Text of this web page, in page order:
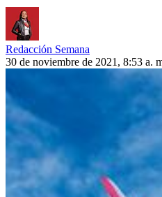
Redacción Semana
30 de noviembre de 2021, 8:53 a.